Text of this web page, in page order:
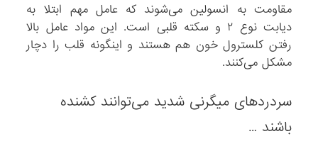
مقاومت به انسولین می‌شوند که عامل مهم ابتلا به
دیابت نوع ۲ و سکته قلبی است. این مواد عامل بالا
رفتن کلسترول خون هم هستند و اینگونه قلب را دچار
مشکل می‌کنند.
سردرد‌های میگرنی شدید می‌توانند کشنده
باشند …